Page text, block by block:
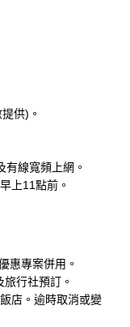
提供) 。
有線寬頻上網。
上11點前。
惠專案併用。
行社預訂。
店。逾時取消或變